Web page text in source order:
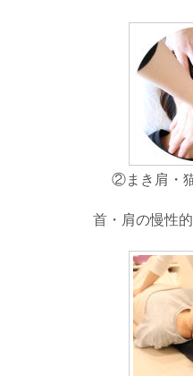
②まき肩・
首・肩の慢性